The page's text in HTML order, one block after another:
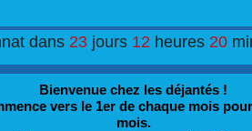
dans23 jours12 heures20
Bienvenue chez les déjantés !
vers le 1er de chaque mois
mois.